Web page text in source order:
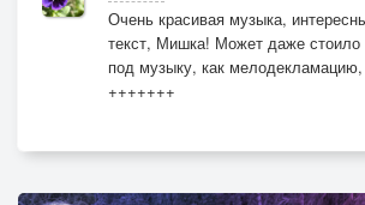
Очень красивая музыка,
текст, Мишка! Может даже стоило
под музыку, как
+++++++